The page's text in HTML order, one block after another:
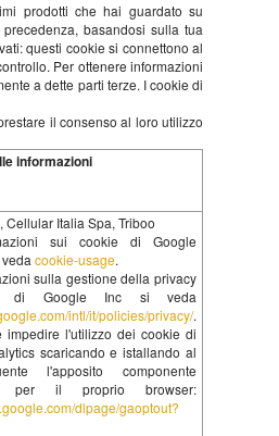
prodotti che hai guardato su
basandosi sulla tua
questi cookie si connettono al
Per ottenere informazioni
a dette parti terze. I cookie di
il consenso al loro utilizzo
informazioni
Cellular Italia Spa, Triboo
sui cookie di Google
cookie-usage.
sulla gestione della privacy
di Google Inc si veda
intl/it/policies/privacy/.
impedire l'utilizzo dei cookie di
scaricando e istallando al
l'apposito componente
per il proprio browser:
dlpage/gaoptout?